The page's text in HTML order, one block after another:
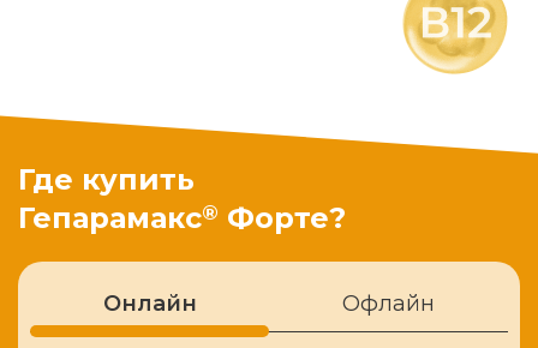
Где купить
Гепарамакс® Форте?
Онлайн Офлайн